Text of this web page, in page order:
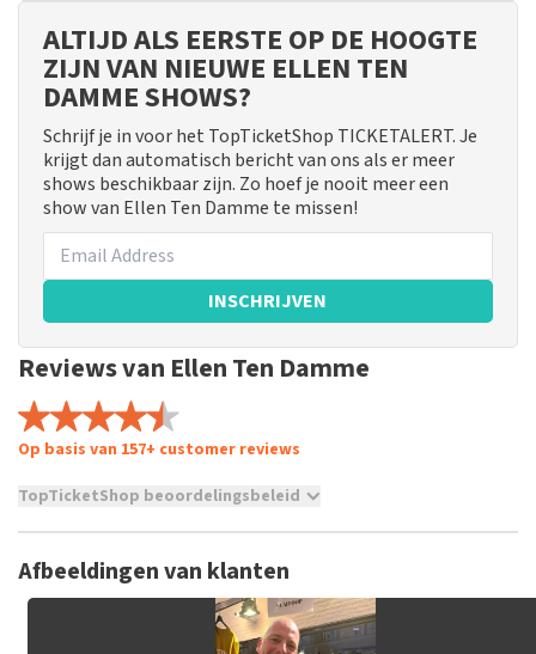
ALTIJD ALS EERSTE OP DE HOOGTE
ZIJN VAN NIEUWE ELLEN TEN
DAMME SHOWS?
Schrijf je in voor het TopTicketShop TICKETALERT. Je
krijgt dan automatisch bericht van ons als er meer
shows beschikbaar zijn. Zo hoef je nooit meer een
show van Ellen Ten Damme te missen!
INSCHRIJVEN
Reviews van Ellen Ten Damme
Op basis van 157+ customer reviews
TopTicketShop beoordelingsbeleid
niet mogelijk om een review achter te laten als je geen
tickets hebt aangeschaft bij TopTicketShop. Reviews met
grof taalgebruik en/of onwaarheden worden niet geplaatst.
Het kan enkele weken duren voordat een review wordt
Afbeeldingen van klanten